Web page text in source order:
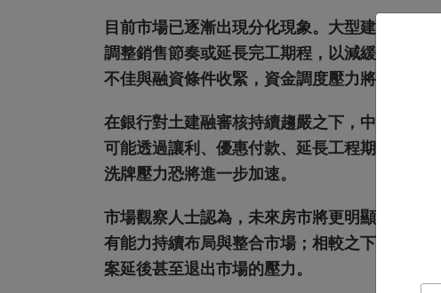
目前市場已逐漸出現分化現象。大型建商憑藉
調整銷售節奏或延長完工期程，以減緩市場壓
不佳與融資條件收緊，資金調度壓力將顯著升高
在銀行對土建融審核持續趨嚴之下，中小型建
可能透過讓利、優惠付款、延長工程期程等方
洗牌壓力恐將進一步加速。
市場觀察人士認為，未來房市將更明顯走向「
有能力持續布局與整合市場；相較之下，體質
案延後甚至退出市場的壓力。